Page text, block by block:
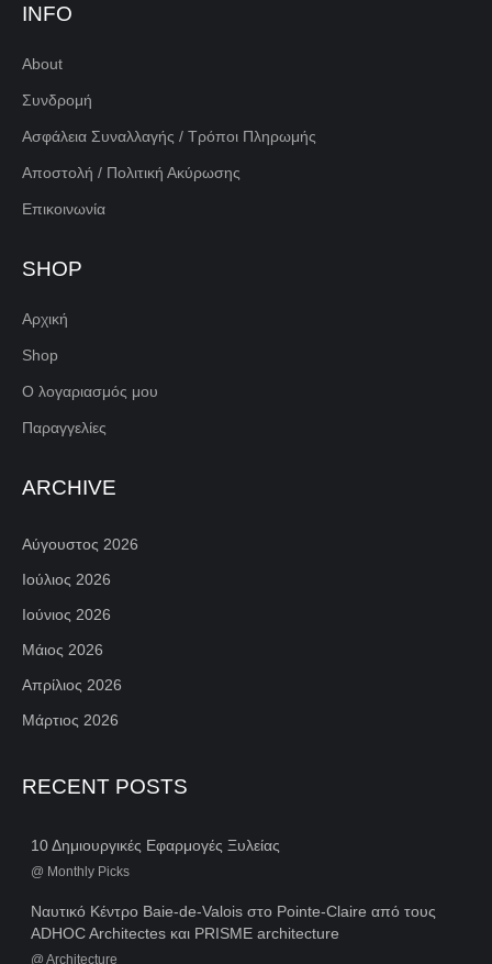
INFO
About
Συνδρομή
Ασφάλεια Συναλλαγής / Τρόποι Πληρωμής
Αποστολή / Πολιτική Ακύρωσης
Επικοινωνία
SHOP
Αρχική
Shop
Ο λογαριασμός μου
Παραγγελίες
ARCHIVE
Αύγουστος 2026
Ιούλιος 2026
Ιούνιος 2026
Μάιος 2026
Απρίλιος 2026
Μάρτιος 2026
RECENT POSTS
10 Δημιουργικές Εφαρμογές Ξυλείας
@ Monthly Picks
Ναυτικό Κέντρο Baie-de-Valois στο Pointe-Claire από τους
ADHOC Architectes και PRISME architecture
@ Architecture